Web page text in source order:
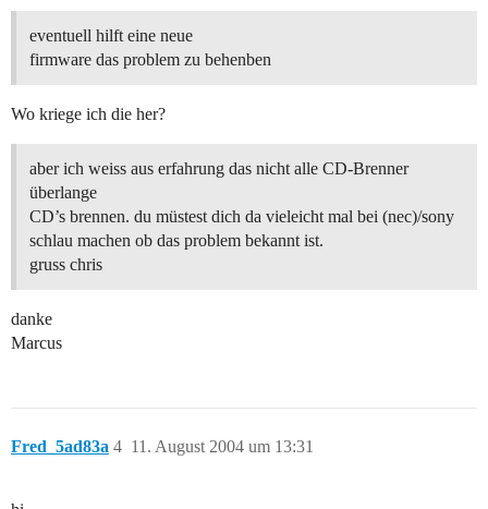
eventuell hilft eine neue
firmware das problem zu behenben
Wo kriege ich die her?
aber ich weiss aus erfahrung das nicht alle CD-Brenner
überlange
CD’s brennen. du müstest dich da vieleicht mal bei (nec)/sony
schlau machen ob das problem bekannt ist.
gruss chris
danke
Marcus
Fred_5ad83a 11. August 2004 um 13:31
4